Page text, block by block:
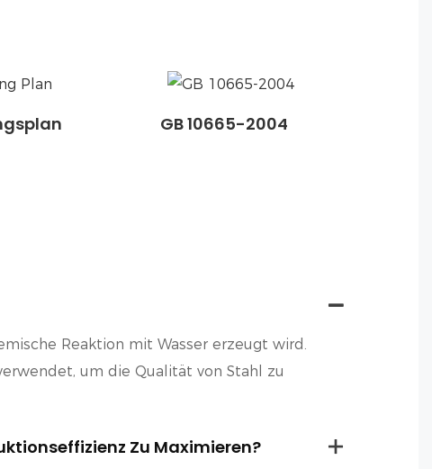
GB 10665-2004
Reaktion mit Wasser erzeugt wird.
um die Qualität von Stahl zu
Zu Maximieren?